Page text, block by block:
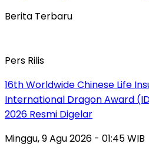
Berita Terbaru
Pers Rilis
16th Worldwide Chinese Life
International Dragon Award
2026 Resmi Digelar
Minggu, 9 Agu 2026 - 01:45 WIB